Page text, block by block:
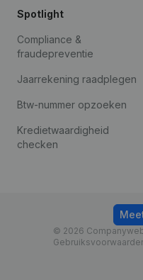
Spotlight
Compliance &
fraudepreventie
Jaarrekening raadplegen
Btw-nummer opzoeken
Kredietwaardigheid
checken
© 2026